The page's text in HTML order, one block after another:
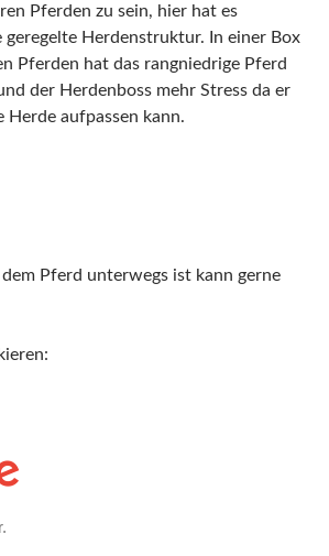
Pferden zu sein, hier hat es
Herdenstruktur. In einer Box
Pferden hat das rangniedrige Pferd
der Herdenboss mehr Stress da er
Herde aufpassen kann.
Pferd unterwegs ist kann gerne